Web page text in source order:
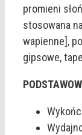
promieni
stosowana
wapienne],
gipsowe,